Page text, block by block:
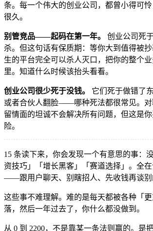
条。每一个伟大的创业公司，都曾小得可
很久。
别管竞品——起码在第一年。
创业公司死
杀。但这句话有保质期：等你大到值得被
生的平台完全可以杀人灭口，把你的整个
里。知道什么时候该抬头看看。
创业公司很少死于没钱。
它们死于做错了
或者合伙人翻脸——哪种死法都很常见。对
留情面的坦诚不会解决所有问题，但这是
险。
15 条读下来，你会发现一个有意思的事：
资技巧」「增长黑客」「赛道选择」。全
——跟用户聊天、别瞎招人、先收钱再谈别
这些事不难理解。难的是每天都被各种「
落，然后一年过去了，你什么都没做到。
从 0 到 2200，不是靠某一条法则赢的。是